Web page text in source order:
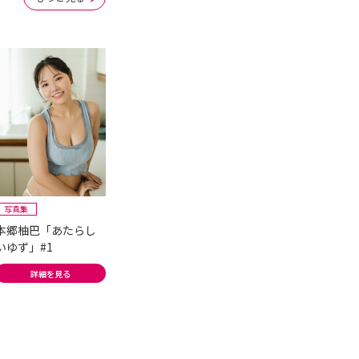
写真集
郷柚巴「あたらし
ゆず」#1
詳細を見る